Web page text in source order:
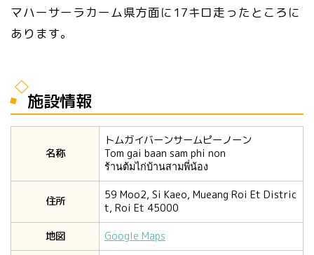
マハーサーラカーム県方面に17キロ走ったところに
あります。
施設情報
名称
トムガイバーンサームピーノーン
Tom gai baan sam phi non
ร้านต้มไก่บ้านสามพี่น้อง
住所
59 Moo2, Si Kaeo, Mueang Roi Et Distric
t, Roi Et 45000
地図
Google Maps